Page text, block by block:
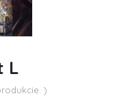
L
)